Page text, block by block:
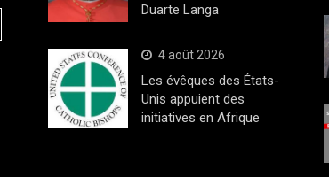
Duarte Langa
4 août 2026
Les évêques des États-
Unis appuient des
initiatives en Afrique